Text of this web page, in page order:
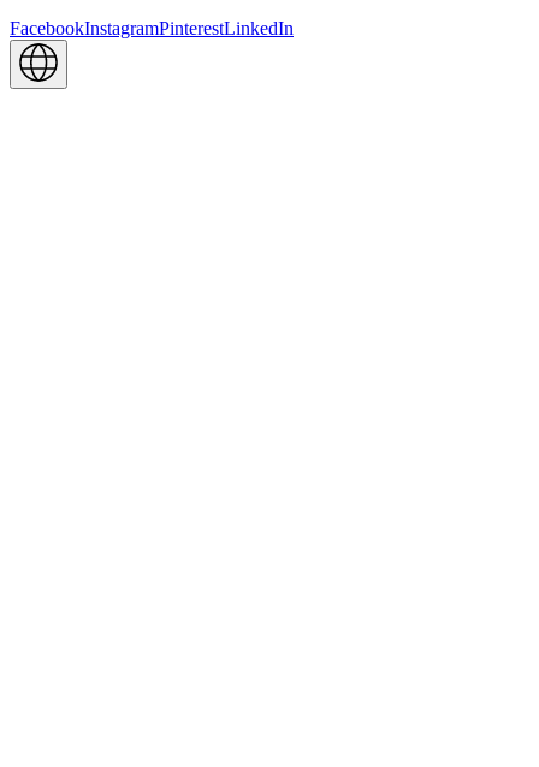
FacebookInstagramPinterestLinkedIn